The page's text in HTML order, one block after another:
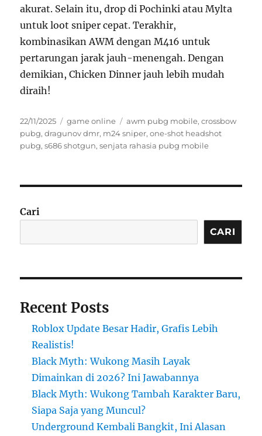
akurat. Selain itu, drop di Pochinki atau Mylta
untuk loot sniper cepat. Terakhir,
kombinasikan AWM dengan M416 untuk
pertarungan jarak jauh-menengah. Dengan
demikian, Chicken Dinner jauh lebih mudah
diraih!
Posted
on
22/11/2025 Categories
game online Tags
awm pubg mobile,crossbow
pubg,dragunov dmr, m24 sniper,one-shot headshot
pubg,s686 shotgun,senjata rahasia pubg mobile
Cari
CARI
Recent Posts
Roblox Update Besar Hadir, Grafis Lebih
Realistis!
Black Myth: Wukong Masih Layak
Dimainkan di 2026? Ini Jawabannya
Black Myth: Wukong Tambah Karakter Baru,
Siapa Saja yang Muncul?
Underground Kembali Bangkit, Ini Alasan